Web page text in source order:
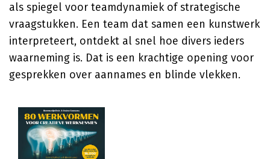
als spiegel voor teamdynamiek of strategische
vraagstukken. Een team dat samen een kunstwerk
interpreteert, ontdekt al snel hoe divers ieders
waarneming is. Dat is een krachtige opening voor
gesprekken over aannames en blinde vlekken.